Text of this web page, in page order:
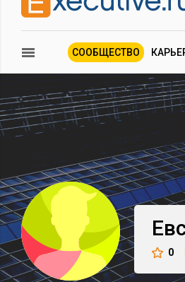
СООБЩЕСТВО
0